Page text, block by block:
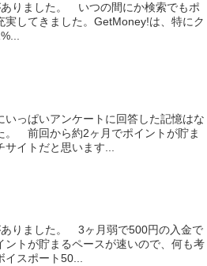
りました。 いつの間にか検索でもポ
してきました。GetMoney!は、特にク
っぱいアンケートに回答した記憶はな
。 前回から約2ヶ月でポイントが貯ま
イトだと思います...
りました。 3ヶ月弱で500円の入金で
トが貯まるペースが速いので、何も考
イスポート50...